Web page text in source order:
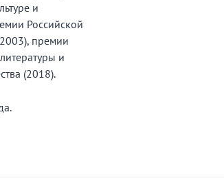
и
Российской
премии
и
(2018).